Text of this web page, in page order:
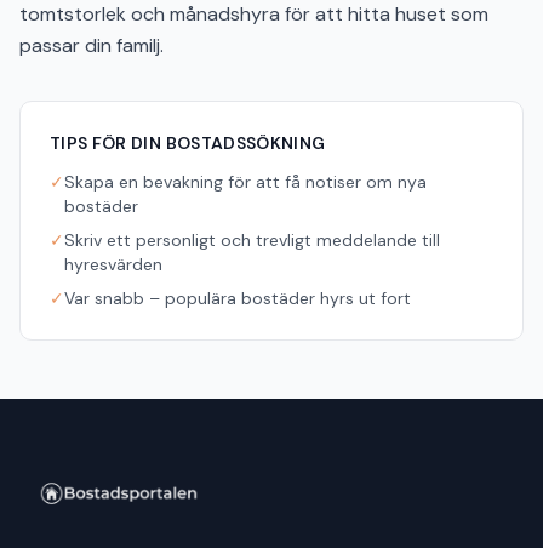
tomtstorlek och månadshyra för att hitta huset som
passar din familj.
TIPS FÖR DIN BOSTADSSÖKNING
✓Skapa en bevakning för att få notiser om nya
bostäder
✓Skriv ett personligt och trevligt meddelande till
hyresvärden
✓Var snabb – populära bostäder hyrs ut fort